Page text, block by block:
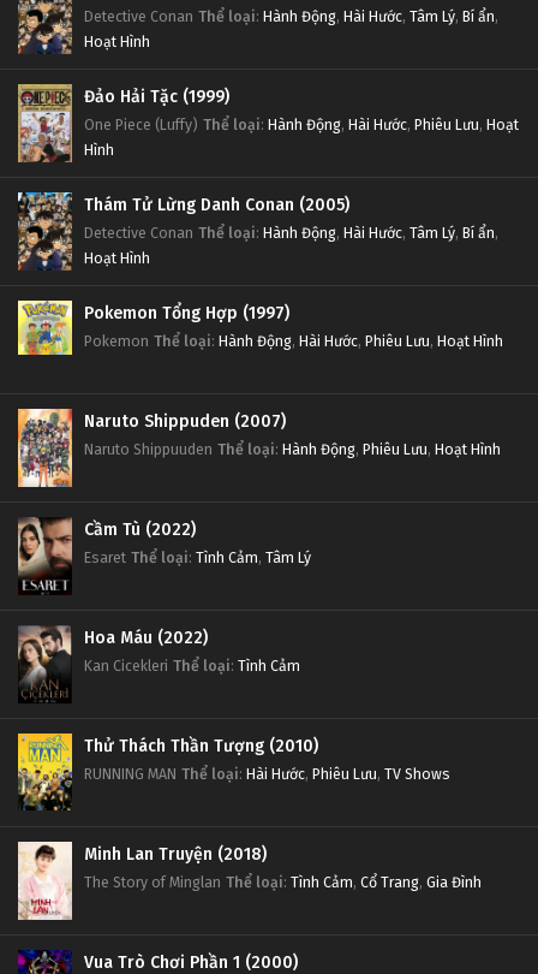
Detective Conan Thể loại: Hành Động, Hài Hước, Tâm Lý, Bí ẩn,
Hoạt Hình
Đảo Hải Tặc (1999)
One Piece (Luffy) Thể loại: Hành Động, Hài Hước, Phiêu Lưu, Hoạt
Hình
Thám Tử Lừng Danh Conan (2005)
Detective Conan Thể loại: Hành Động, Hài Hước, Tâm Lý, Bí ẩn,
Hoạt Hình
Pokemon Tổng Hợp (1997)
Pokemon Thể loại: Hành Động, Hài Hước, Phiêu Lưu, Hoạt Hình
Naruto Shippuden (2007)
Naruto Shippuuden Thể loại: Hành Động, Phiêu Lưu, Hoạt Hình
Cầm Tù (2022)
Esaret Thể loại: Tình Cảm, Tâm Lý
Hoa Máu (2022)
Kan Cicekleri Thể loại: Tình Cảm
Thử Thách Thần Tượng (2010)
RUNNING MAN Thể loại: Hài Hước, Phiêu Lưu, TV Shows
Minh Lan Truyện (2018)
The Story of Minglan Thể loại: Tình Cảm, Cổ Trang, Gia Đình
Vua Trò Chơi Phần 1 (2000)